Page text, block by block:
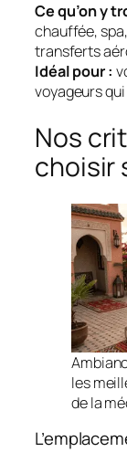
Ce qu’on y
chauffée,
transferts
Idéal pour :
voyageurs
Nos
choisir
les
de la